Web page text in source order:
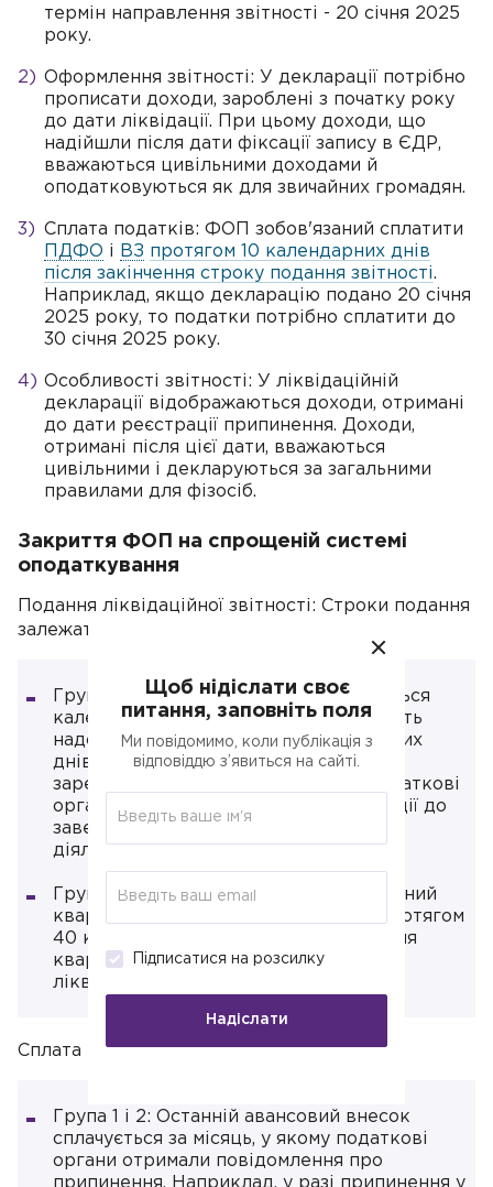
термін направлення звітності - 20 січня 2025
року.
Оформлення звітності: У декларації потрібно
прописати доходи, зароблені з початку року
до дати ліквідації. При цьому доходи, що
надійшли після дати фіксації запису в ЄДР,
вважаються цивільними доходами й
оподатковуються як для звичайних громадян.
Сплата податків: ФОП зобов'язаний сплатити
ПДФО і ВЗ протягом 10 календарних днів
після закінчення строку подання звітності.
Наприклад, якщо декларацію подано 20 січня
2025 року, то податки потрібно сплатити до
30 січня 2025 року.
Особливості звітності: У ліквідаційній
декларації відображаються доходи, отримані
до дати реєстрації припинення. Доходи,
отримані після цієї дати, вважаються
цивільними і декларуються за загальними
правилами для фізосіб.
Закриття ФОП на спрощеній системі
оподаткування
Подання ліквідаційної звітності: Строки подання
залежать від групи платника:
Група 1 і 2: Звітним періодом вважається
календарний рік. Ліквідаційна звітність
надсилається протягом 60 календарних
днів після завершення року, в якому
зареєстровано ліквідацію. Однак податкові
органи допускають подання декларації до
завершення року в разі припинення
діяльності в I-III кварталах.
Група 3: Звітним періодом є календарний
квартал. Декларація надсилається протягом
40 календарних днів після завершення
кварталу, в якому зареєстровано
ліквідацію.
Сплата єдиного податку:
Група 1 і 2: Останній авансовий внесок
сплачується за місяць, у якому податкові
органи отримали повідомлення про
припинення. Наприклад, у разі припинення у
Щоб нідіслати своє
питання, заповніть поля
Ми повідомимо, коли публікація з
відповіддю з’явиться на сайті.
Підписатися на розсилку
Надіслати